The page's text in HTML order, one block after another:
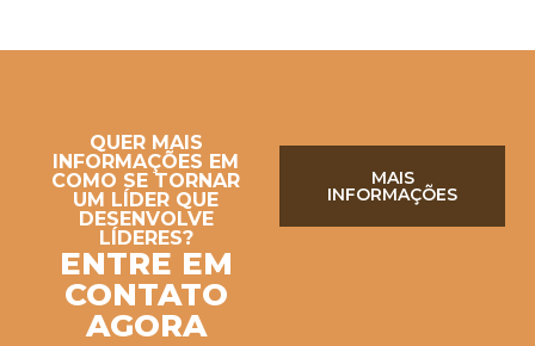
QUER MAIS
INFORMAÇÕES EM
COMO SE TORNAR
UM LÍDER QUE
DESENVOLVE
LÍDERES?
ENTRE EM
CONTATO
AGORA
MAIS
INFORMAÇÕES